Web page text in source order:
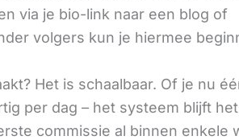
via je bio-link naar een blog of
volgers kun je hiermee
Het is schaalbaar. Of je nu
per dag – het systeem blijft
commissie al binnen enkele